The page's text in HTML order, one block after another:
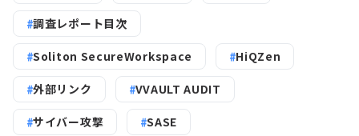
調査レポート目次
Soliton SecureWorkspace HiQZen
外部リンク VVAULT AUDIT
サイバー攻撃 SASE